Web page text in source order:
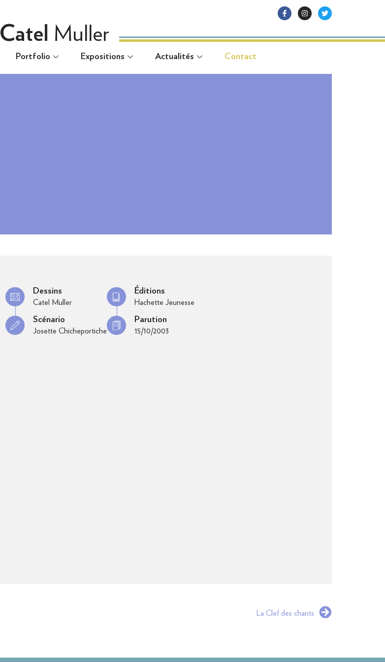
Catel Muller
Expositions
Catel Muller
Portfolio Expositions Actualités Contact
Dessins
Catel Muller
Scénario
Josette Chicheportiche
Éditions
Hachette Jeunesse
Parution
15/10/2003
La Clef des chants